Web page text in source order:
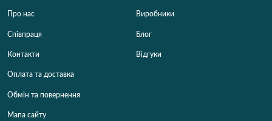
Про нас
Співпраця
Контакти
Оплата та доставка
Обмін та повернення
Мапа сайту
Виробники
Блог
Відгуки